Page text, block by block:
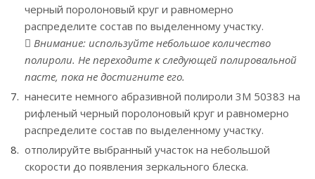
черный поролоновый круг и равномерно
распределите состав по выделенному участку.
Внимание: используйте небольшое количество
полироли. Не переходите к следующей полировальной
пасте, пока не достигните его.
нанесите немного абразивной полироли 3М 50383 на
рифленый черный поролоновый круг и равномерно
распределите состав по выделенному участку.
отполируйте выбранный участок на небольшой
скорости до появления зеркального блеска.